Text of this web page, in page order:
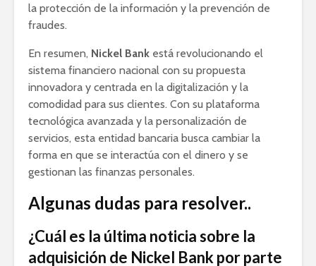
la protección de la información y la prevención de
fraudes.
En resumen, Nickel Bank está revolucionando el
sistema financiero nacional con su propuesta
innovadora y centrada en la digitalización y la
comodidad para sus clientes. Con su plataforma
tecnológica avanzada y la personalización de
servicios, esta entidad bancaria busca cambiar la
forma en que se interactúa con el dinero y se
gestionan las finanzas personales.
Algunas dudas para resolver..
¿Cuál es la última noticia sobre la
adquisición de Nickel Bank por parte